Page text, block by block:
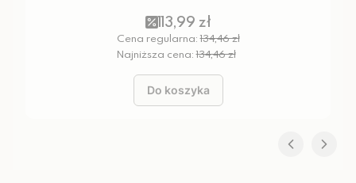
113,99 zł
Cena regularna:134,46 zł
Najniższa cena:134,46 zł
Do koszyka